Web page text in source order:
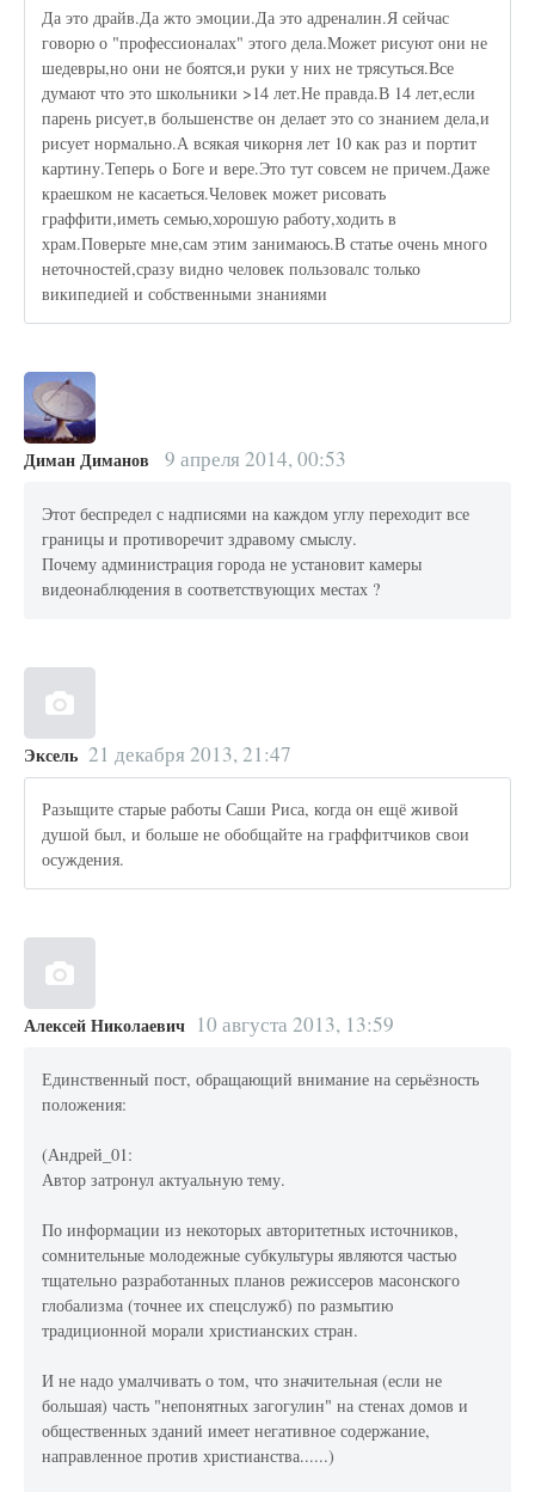
Да это драйв.Да жто эмоции.Да это адреналин.Я сейчас
говорю о "профессионалах" этого дела.Может рисуют они не
шедевры,но они не боятся,и руки у них не трясуться.Все
думают что это школьники >14 лет.Не правда.В 14 лет,если
парень рисует,в большенстве он делает это со знанием дела,и
рисует нормально.А всякая чикорня лет 10 как раз и портит
картину.Теперь о Боге и вере.Это тут совсем не причем.Даже
краешком не касаеться.Человек может рисовать
граффити,иметь семью,хорошую работу,ходить в
храм.Поверьте мне,сам этим занимаюсь.В статье очень много
неточностей,сразу видно человек пользовалс только
википедией и собственными знаниями
Диман Диманов 9 апреля 2014, 00:53
Этот беспредел с надписями на каждом углу переходит все
границы и противоречит здравому смыслу.
Почему администрация города не установит камеры
видеонаблюдения в соответствующих местах ?
Эксель 21 декабря 2013, 21:47
Разыщите старые работы Саши Риса, когда он ещё живой
душой был, и больше не обобщайте на граффитчиков свои
осуждения.
Алексей Николаевич 10 августа 2013, 13:59
Единственный пост, обращающий внимание на серьёзность
положения:
(Андрей_01:
Автор затронул актуальную тему.
По информации из некоторых авторитетных источников,
сомнительные молодежные субкультуры являются частью
тщательно разработанных планов режиссеров масонского
глобализма (точнее их спецслужб) по размытию
традиционной морали христианских стран.
И не надо умалчивать о том, что значительная (если не
большая) часть "непонятных загогулин" на стенах домов и
общественных зданий имеет негативное содержание,
направленное против христианства......)